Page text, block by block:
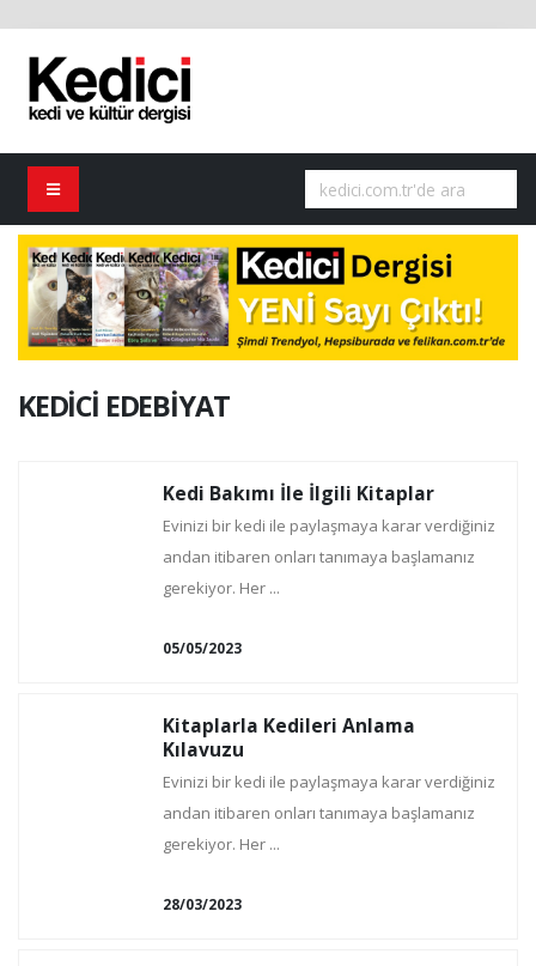
KEDİCİ EDEBİYAT
Kedi Bakımı İle İlgili Kitaplar
Evinizi bir kedi ile paylaşmaya karar verdiğiniz
andan itibaren onları tanımaya başlamanız
gerekiyor. Her ...
05/05/2023
Kitaplarla Kedileri Anlama
Kılavuzu
Evinizi bir kedi ile paylaşmaya karar verdiğiniz
andan itibaren onları tanımaya başlamanız
gerekiyor. Her ...
28/03/2023